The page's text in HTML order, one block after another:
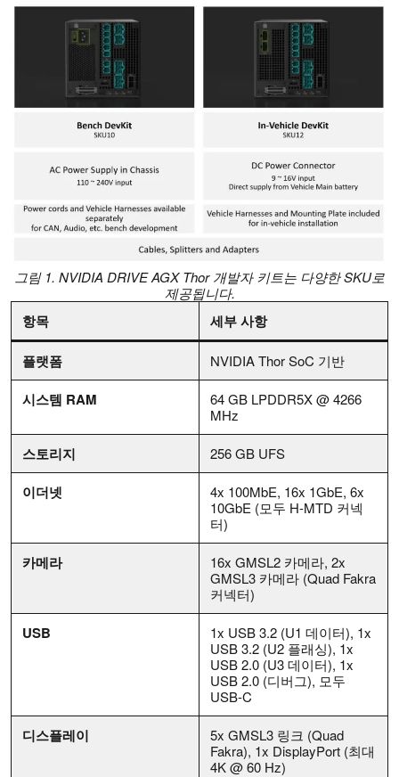
그림 1. NVIDIA DRIVE AGX Thor 개발자 키트는 다양한 SKU로
제공됩니다.
항목 세부 사항
플랫폼 NVIDIA Thor SoC 기반
시스템 RAM
64 GB LPDDR5X @ 4266
MHz
스토리지 256 GB UFS
이더넷
4x 100MbE, 16x 1GbE, 6x
10GbE (모두 H-MTD 커넥
터)
카메라
16x GMSL2 카메라, 2x
GMSL3 카메라 (Quad Fakra
커넥터)
USB
1x USB 3.2 (U1 데이터), 1x
USB 3.2 (U2 플래싱), 1x
USB 2.0 (U3 데이터), 1x
USB 2.0 (디버그), 모두
USB-C
디스플레이
5x GMSL3 링크 (Quad
Fakra), 1x DisplayPort (최대
4K @ 60 Hz)